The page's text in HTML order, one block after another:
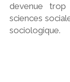
devenue
sciences
sociologique.